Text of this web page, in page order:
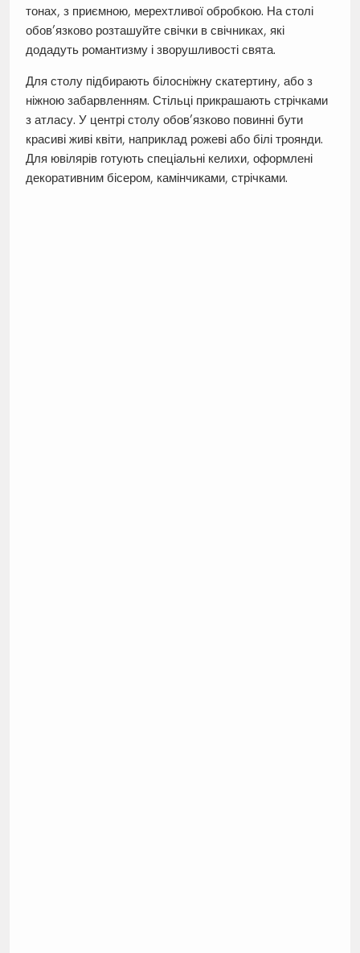
тонах, з приємною, мерехтливої обробкою. На столі
обов’язково розташуйте свічки в свічниках, які
додадуть романтизму і зворушливості свята.
Для столу підбирають білосніжну скатертину, або з
ніжною забарвленням. Стільці прикрашають стрічками
з атласу. У центрі столу обов’язково повинні бути
красиві живі квіти, наприклад рожеві або білі троянди.
Для ювілярів готують спеціальні келихи, оформлені
декоративним бісером, камінчиками, стрічками.